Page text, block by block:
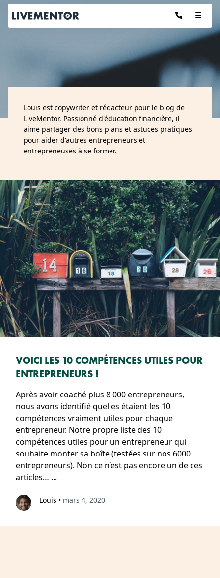
Aller
contenu
LOUIS
Louis est copywriter et rédacteur pour le blog de
LiveMentor. Passionné d'éducation financière, il
aime partager des bons plans et astuces pratiques
pour aider d'autres entrepreneurs et
entrepreneuses à se former.
VOICI LES 10 COMPÉTENCES UTILES POUR
ENTREPRENEURS !
Après avoir coaché plus 8 000 entrepreneurs,
nous avons identifié quelles étaient les 10
compétences vraiment utiles pour chaque
entrepreneur. Notre propre liste des 10
compétences utiles pour un entrepreneur qui
souhaite monter sa boîte (testées sur nos 6000
entrepreneurs). Non ce n’est pas encore un de ces
articles… ...
Louis • mars 4, 2020